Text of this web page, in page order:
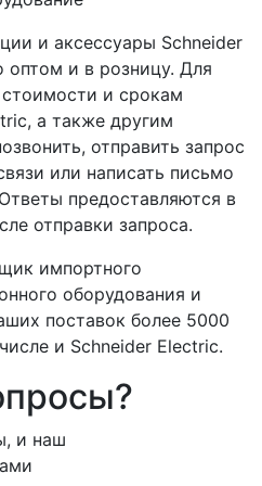
и аксессуары Schneider
и в розницу. Для
и срокам
а также другим
отправить запрос
или написать письмо
предоставляются в
отправки запроса.
импортного
оборудования и
поставок более 5000
и Schneider Electric.
и наш